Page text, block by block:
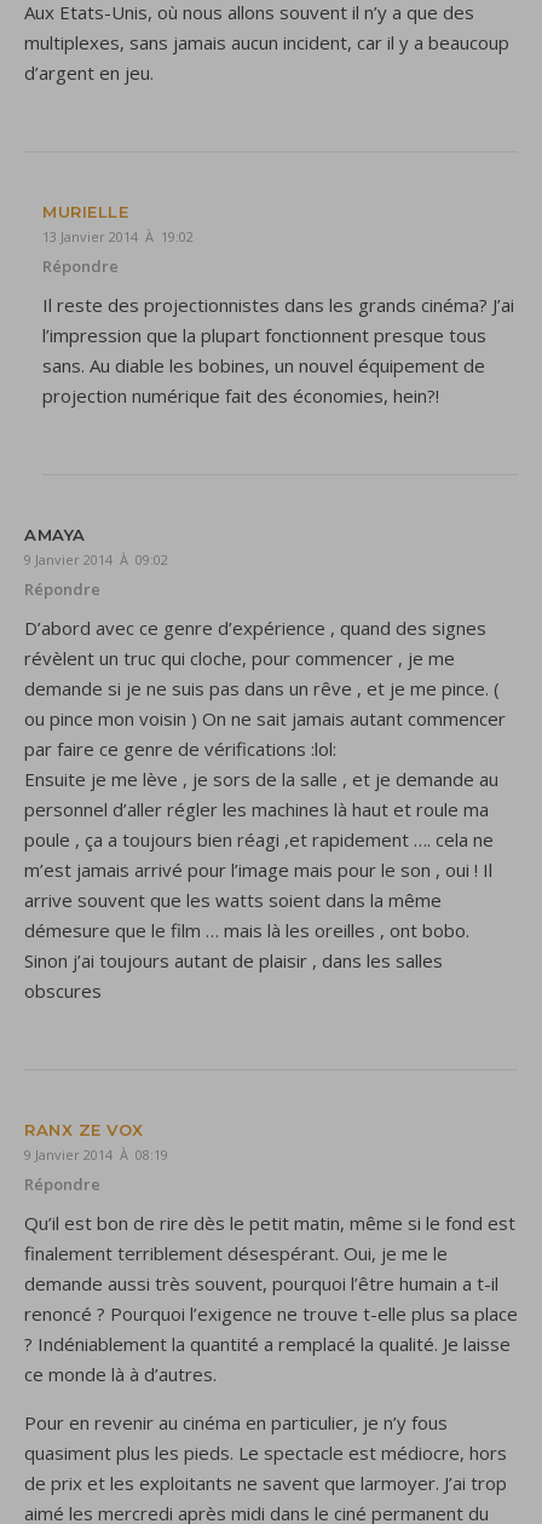
Aux Etats-Unis, où nous allons souvent il n’y a que des
multiplexes, sans jamais aucun incident, car il y a beaucoup
d’argent en jeu.
MURIELLE
13 Janvier 2014 À 19:02
Répondre
Il reste des projectionnistes dans les grands cinéma? J’ai
l’impression que la plupart fonctionnent presque tous
sans. Au diable les bobines, un nouvel équipement de
projection numérique fait des économies, hein?!
AMAYA
9 Janvier 2014 À 09:02
Répondre
D’abord avec ce genre d’expérience , quand des signes
révèlent un truc qui cloche, pour commencer , je me
demande si je ne suis pas dans un rêve , et je me pince. (
ou pince mon voisin ) On ne sait jamais autant commencer
par faire ce genre de vérifications :lol:
Ensuite je me lève , je sors de la salle , et je demande au
personnel d’aller régler les machines là haut et roule ma
poule , ça a toujours bien réagi ,et rapidement …. cela ne
m’est jamais arrivé pour l’image mais pour le son , oui ! Il
arrive souvent que les watts soient dans la même
démesure que le film … mais là les oreilles , ont bobo.
Sinon j’ai toujours autant de plaisir , dans les salles
obscures
RANX ZE VOX
9 Janvier 2014 À 08:19
Répondre
Qu’il est bon de rire dès le petit matin, même si le fond est
finalement terriblement désespérant. Oui, je me le
demande aussi très souvent, pourquoi l’être humain a t-il
renoncé ? Pourquoi l’exigence ne trouve t-elle plus sa place
? Indéniablement la quantité a remplacé la qualité. Je laisse
ce monde là à d’autres.
Pour en revenir au cinéma en particulier, je n’y fous
quasiment plus les pieds. Le spectacle est médiocre, hors
de prix et les exploitants ne savent que larmoyer. J’ai trop
aimé les mercredi après midi dans le ciné permanent du